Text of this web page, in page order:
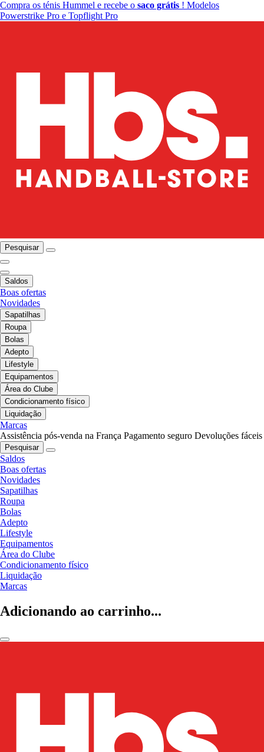
Compra os ténis Hummel e recebe o saco grátis ! Modelos
Powerstrike Pro e Topflight Pro
Pesquisar
Saldos
Boas ofertas
Novidades
Sapatilhas
Roupa
Bolas
Adepto
Lifestyle
Equipamentos
Área do Clube
Condicionamento físico
Liquidação
Marcas
Assistência pós-venda na França Pagamento seguro Devoluções fáceis
Pesquisar
Saldos
Boas ofertas
Novidades
Sapatilhas
Roupa
Bolas
Adepto
Lifestyle
Equipamentos
Área do Clube
Condicionamento físico
Liquidação
Marcas
Adicionando ao carrinho...